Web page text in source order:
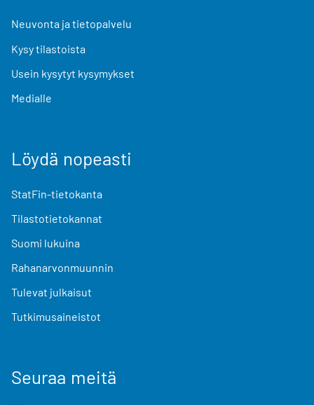
Neuvonta ja tietopalvelu
Kysy tilastoista
Usein kysytyt kysymykset
Medialle
Löydä nopeasti
StatFin-tietokanta
Tilastotietokannat
Suomi lukuina
Rahanarvonmuunnin
Tulevat julkaisut
Tutkimusaineistot
Seuraa meitä